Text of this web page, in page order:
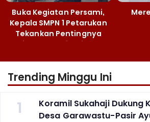
Buka Kegiatan Persami,
Kepala SMPN 1 Petarukan
Tekankan Pentingnya
Jiwa Kepemimpinan
Trending Minggu Ini
1
Koramil Sukahaji Dukung
Desa Garawastu-Pasir